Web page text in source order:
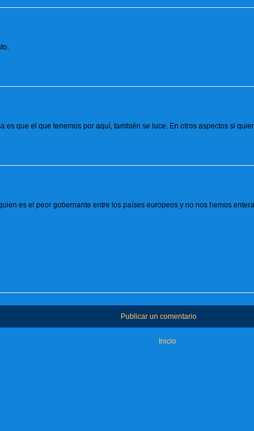
es que el que tenemos por aquí, también se luce. En otros aspectos si
es el peor gobernante entre los países europeos y no nos hemos
Publicar un comentario
Inicio